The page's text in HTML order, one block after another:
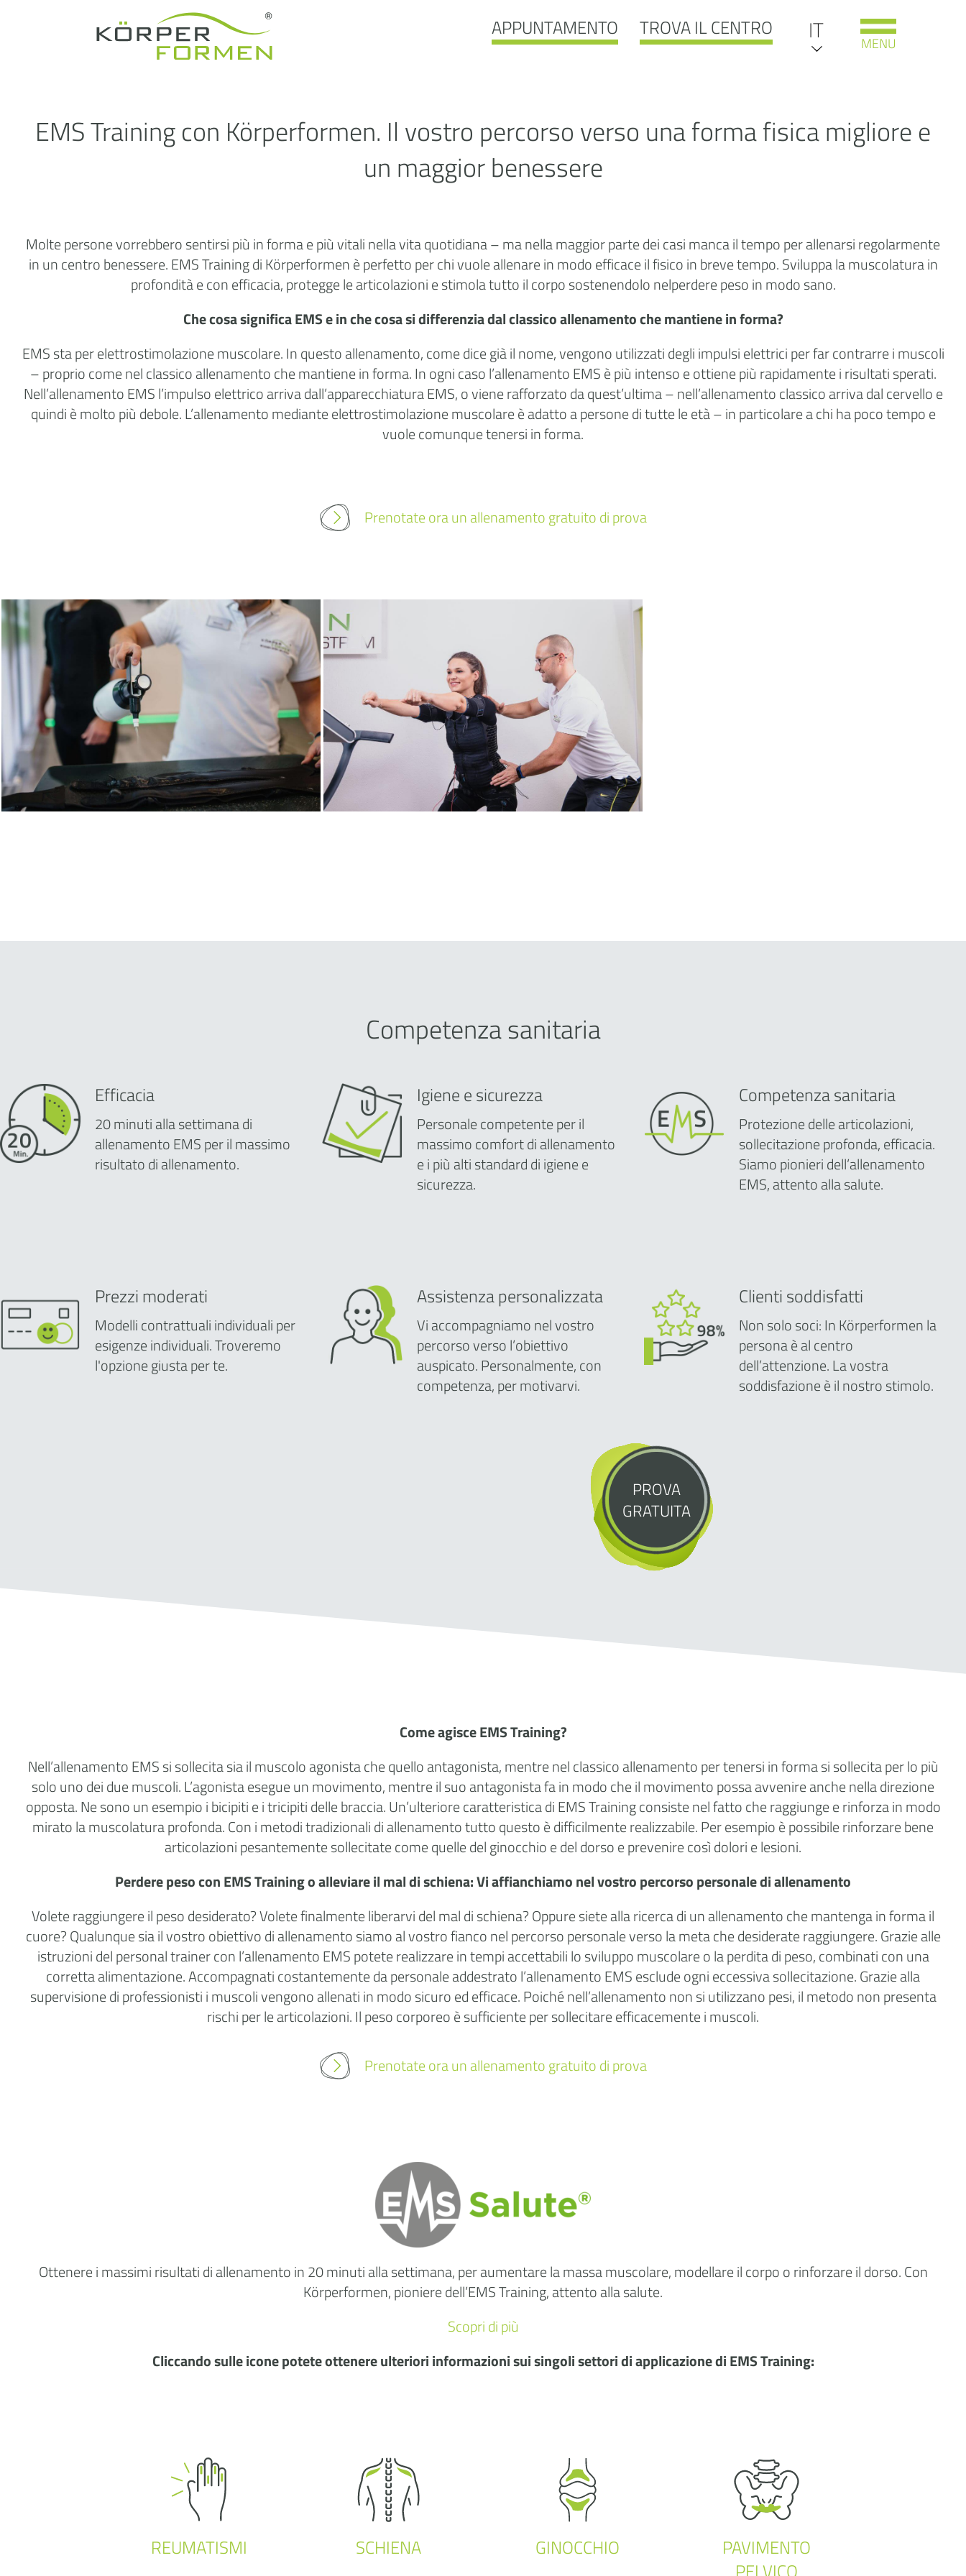
APPUNTAMENTO TROVA IL CENTRO
DE
IT
NL
MENU
EMS Training con Körperformen. Il vostro percorso verso una forma fisica migliore e
un maggior benessere
Molte persone vorrebbero sentirsi più in forma e più vitali nella vita quotidiana – ma nella maggior parte dei casi manca il tempo per allenarsi regolarmente
in un centro benessere. EMS Training di Körperformen è perfetto per chi vuole allenare in modo efficace il fisico in breve tempo. Sviluppa la muscolatura in
profondità e con efficacia, protegge le articolazioni e stimola tutto il corpo sostenendolo nelperdere peso in modo sano.
Che cosa significa EMS e in che cosa si differenzia dal classico allenamento che mantiene in forma?
EMS sta per elettrostimolazione muscolare. In questo allenamento, come dice già il nome, vengono utilizzati degli impulsi elettrici per far contrarre i muscoli
– proprio come nel classico allenamento che mantiene in forma. In ogni caso l’allenamento EMS è più intenso e ottiene più rapidamente i risultati sperati.
Nell’allenamento EMS l’impulso elettrico arriva dall’apparecchiatura EMS, o viene rafforzato da quest’ultima – nell’allenamento classico arriva dal cervello e
quindi è molto più debole. L’allenamento mediante elettrostimolazione muscolare è adatto a persone di tutte le età – in particolare a chi ha poco tempo e
vuole comunque tenersi in forma.
Prenotate ora un allenamento gratuito di prova
Competenza sanitaria
Efficacia
20 minuti alla settimana di
allenamento EMS per il massimo
risultato di allenamento.
Igiene e sicurezza
Personale competente per il
massimo comfort di allenamento
e i più alti standard di igiene e
sicurezza.
Competenza sanitaria
Protezione delle articolazioni,
sollecitazione profonda, efficacia.
Siamo pionieri dell’allenamento
EMS, attento alla salute.
Prezzi moderati
Modelli contrattuali individuali per
esigenze individuali. Troveremo
l'opzione giusta per te.
Assistenza personalizzata
Vi accompagniamo nel vostro
percorso verso l’obiettivo
auspicato. Personalmente, con
competenza, per motivarvi.
Clienti soddisfatti
Non solo soci: In Körperformen la
persona è al centro
dell’attenzione. La vostra
soddisfazione è il nostro stimolo.
PROVA
GRATUITA
Come agisce EMS Training?
Nell’allenamento EMS si sollecita sia il muscolo agonista che quello antagonista, mentre nel classico allenamento per tenersi in forma si sollecita per lo più
solo uno dei due muscoli. L’agonista esegue un movimento, mentre il suo antagonista fa in modo che il movimento possa avvenire anche nella direzione
opposta. Ne sono un esempio i bicipiti e i tricipiti delle braccia. Un’ulteriore caratteristica di EMS Training consiste nel fatto che raggiunge e rinforza in modo
mirato la muscolatura profonda. Con i metodi tradizionali di allenamento tutto questo è difficilmente realizzabile. Per esempio è possibile rinforzare bene
articolazioni pesantemente sollecitate come quelle del ginocchio e del dorso e prevenire così dolori e lesioni.
Perdere peso con EMS Training o alleviare il mal di schiena: Vi affianchiamo nel vostro percorso personale di allenamento
Volete raggiungere il peso desiderato? Volete finalmente liberarvi del mal di schiena? Oppure siete alla ricerca di un allenamento che mantenga in forma il
cuore? Qualunque sia il vostro obiettivo di allenamento siamo al vostro fianco nel percorso personale verso la meta che desiderate raggiungere. Grazie alle
istruzioni del personal trainer con l’allenamento EMS potete realizzare in tempi accettabili lo sviluppo muscolare o la perdita di peso, combinati con una
corretta alimentazione. Accompagnati costantemente da personale addestrato l’allenamento EMS esclude ogni eccessiva sollecitazione. Grazie alla
supervisione di professionisti i muscoli vengono allenati in modo sicuro ed efficace. Poiché nell’allenamento non si utilizzano pesi, il metodo non presenta
rischi per le articolazioni. Il peso corporeo è sufficiente per sollecitare efficacemente i muscoli.
Prenotate ora un allenamento gratuito di prova
Ottenere i massimi risultati di allenamento in 20 minuti alla settimana, per aumentare la massa muscolare, modellare il corpo o rinforzare il dorso. Con
Körperformen, pioniere dell’EMS Training, attento alla salute.
Scopri di più
Cliccando sulle icone potete ottenere ulteriori informazioni sui singoli settori di applicazione di EMS Training:
REUMATISMI SCHIENA GINOCCHIO
PAVIMENTO